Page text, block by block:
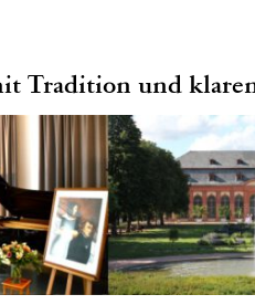
Tradition und